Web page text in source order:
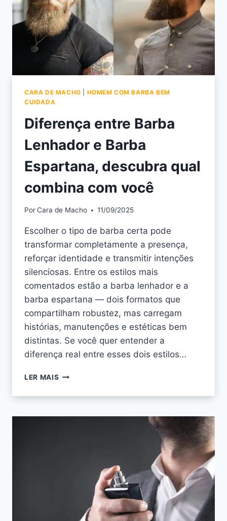
CARA DE MACHO
HOMEM COM BARBA BEM
CUIDADA
Diferença entre Barba
Lenhador e Barba
Espartana, descubra qual
combina com você
PorCara de Macho 11/09/2025
Escolher o tipo de barba certa pode
transformar completamente a presença,
reforçar identidade e transmitir intenções
silenciosas. Entre os estilos mais
comentados estão a barba lenhador e a
barba espartana — dois formatos que
compartilham robustez, mas carregam
histórias, manutenções e estéticas bem
distintas. Se você quer entender a
diferença real entre esses dois estilos…
LER MAIS